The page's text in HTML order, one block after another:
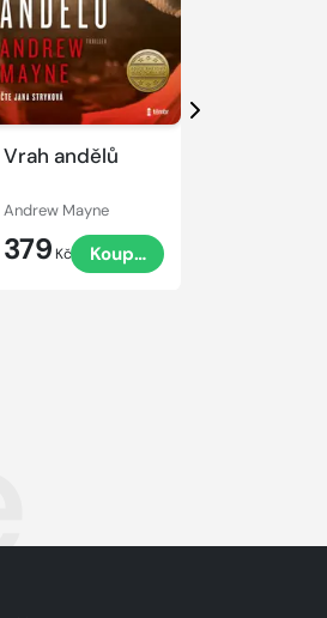
Vrah andělů
Andrew Mayne
379 Kč Koupit
Přehrát
ukázku
Další